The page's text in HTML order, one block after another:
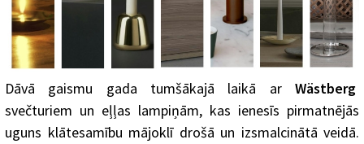
Dāvā gaismu gada tumšākajā laikā ar Wästberg
svečturiem un eļļas lampiņām, kas ienesīs pirmatnējās
uguns klātesamību mājoklī drošā un izsmalcinātā veidā.